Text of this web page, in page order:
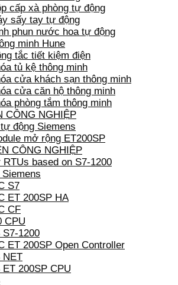
cấp xà phòng tự động
sấy tay tự động
phun nước hoa tự động
minh Hune
tắc tiết kiệm điện
tủ kệ thông minh
cửa khách sạn thông minh
cửa căn hộ thông minh
phòng tắm thông minh
CÔNG NGHIỆP
động Siemens
mở rộng ET200SP
CÔNG NGHIỆP
RTUs based on S7-1200
S7
ET 200SP HA
CF
CPU
S7-1200
ET 200SP Open Controller
NET
ET 200SP CPU